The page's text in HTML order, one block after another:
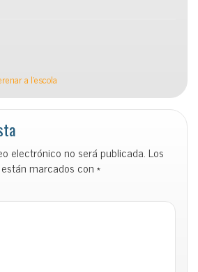
a l'escola
electrónico no será publicada. Los
marcados con*